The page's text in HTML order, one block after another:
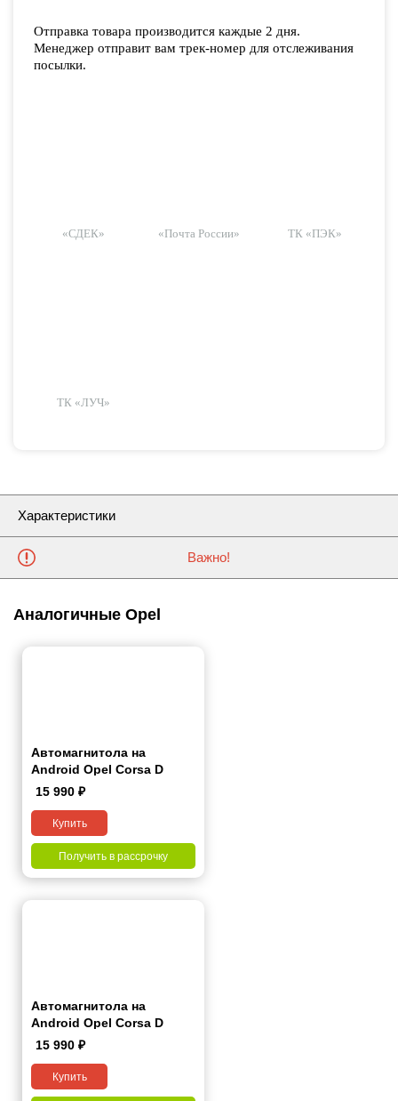
Отправка товара производится каждые 2 дня.
Менеджер отправит вам трек-номер для отслеживания
посылки.
«СДЕК» «Почта России» ТК «ПЭК»
ТК «ЛУЧ»
Характеристики
Важно!
Аналогичные Opel
Автомагнитола на
Android Opel Corsa D
2006-2015 7 дюймов
15 990 ₽
Купить
Получить в рассрочку
Автомагнитола на
Android Opel Corsa D
2006-2015 9 дюймов
15 990 ₽
Купить